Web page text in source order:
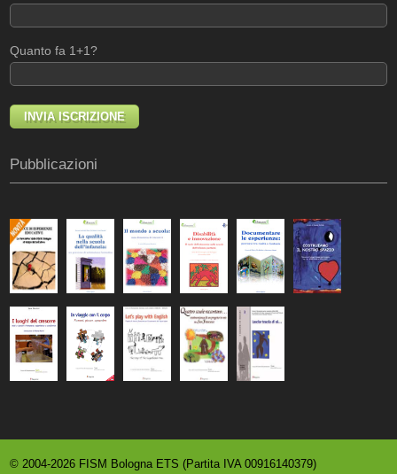
Quanto fa 1+1?
Pubblicazioni
© 2004-2026 FISM Bologna ETS (Partita IVA 00916140379)